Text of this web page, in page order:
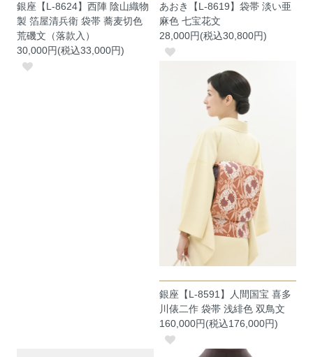
銀座【L-8624】西陣 陰山織物
製 箔屋清兵衛 袋帯 蕎麦切色
荒磯文（落款入）
30,000円(税込33,000円)
あおき【L-8619】袋帯 淡い亜
麻色 七宝花文
28,000円(税込30,800円)
銀座【L-8591】人間国宝 喜多
川俵二作 袋帯 浅緋色 双鳥文
160,000円(税込176,000円)